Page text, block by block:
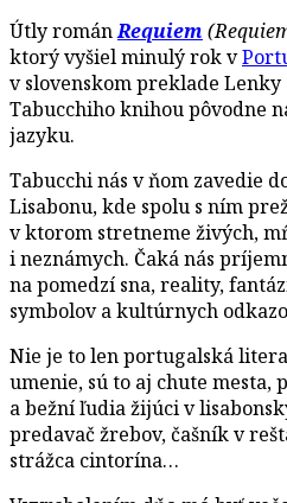
Útly románRequiem
ktorý vyšiel minulý rok v
v slovenskom preklade
Tabucchiho knihou pôvodne
jazyku.
Tabucchi nás v ňom zavedie
Lisabonu, kde spolu s ním
v ktorom stretneme živých,
i neznámych. Čaká nás
na pomedzí sna, reality,
symbolov a kultúrnych
Nie je to len portugalská
umenie, sú to aj chute mesta,
a bežní ľudia žijúci v
predavač žrebov, čašník v
strážca cintorína…